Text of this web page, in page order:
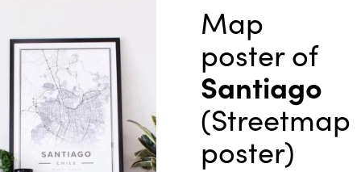
Map
poster of
Santiago
(Streetmap
poster)